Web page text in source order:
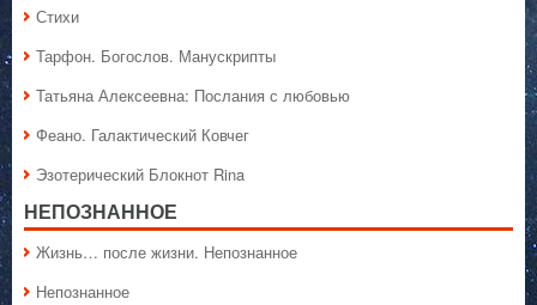
Стихи
Тарфон. Богослов. Манускрипты
Татьяна Алексеевна: Послания с любовью
Феано. Галактический Ковчег
Эзотерический Блокнот Rina
НЕПОЗНАННОЕ
Жизнь… после жизни. Непознанное
Непознанное